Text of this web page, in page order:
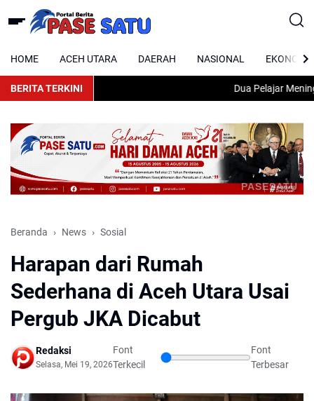
HOME ACEH UTARA DAERAH NASIONAL EKONOMI
BERITA TERKINI Dua Pelajar
PASESATU
Beranda News Sosial
Harapan dari Rumah
Sederhana di Aceh Utara Usai
Pergub JKA Dicabut
Redaksi
Selasa, Mei 19, 2026
Font
Terkecil
Font
Terbesar